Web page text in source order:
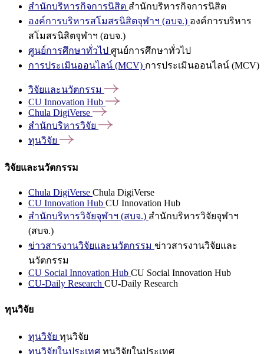
สำนักบริหารกิจการนิสิต สำนักบริหารกิจการนิสิต
องค์การบริหารสโมสรนิสิตจุฬาฯ (อบจ.) องค์การบริหาร
สโมสรนิสิตจุฬาฯ (อบจ.)
ศูนย์การศึกษาทั่วไป ศูนย์การศึกษาทั่วไป
การประเมินออนไลน์ (MCV) การประเมินออนไลน์ (MCV)
วิจัยและนวัตกรรม
CU Innovation Hub
Chula DigiVerse
สำนักบริหารวิจัย
ทุนวิจัย
วิจัยและนวัตกรรม
Chula DigiVerse Chula DigiVerse
CU Innovation Hub CU Innovation Hub
สำนักบริหารวิจัยจุฬาฯ (สบจ.) สำนักบริหารวิจัยจุฬาฯ
(สบจ.)
ข่าวสารงานวิจัยและนวัตกรรม ข่าวสารงานวิจัยและ
นวัตกรรม
CU Social Innovation Hub CU Social Innovation Hub
CU-Daily Research CU-Daily Research
ทุนวิจัย
ทุนวิจัย ทุนวิจัย
ทุนวิจัยในประเทศ ทุนวิจัยในประเทศ